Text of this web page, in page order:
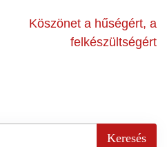
Köszönet a hűségért, a
felkészültségért